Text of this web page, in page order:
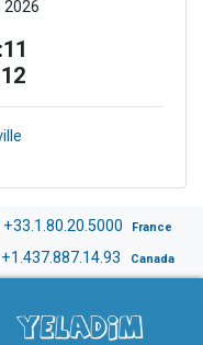
+33.1.80.20.5000 France
+1.437.887.14.93 Canada